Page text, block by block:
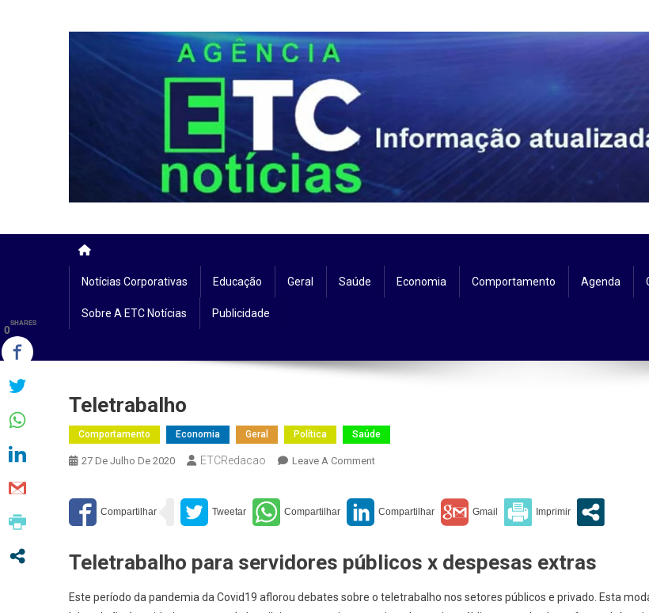
Notícias Corporativas Educação Geral Saúde Economia Comportamento Agenda
Sobre A ETC Notícias Publicidade
Teletrabalho
Comportamento Economia Geral Política Saúde
27 De Julho De 2020 ETCRedacao Leave A CommentOn
Teletrabalho para servidores públicos x despesas extras
Este período da pandemia da Covid19 aflorou debates sobre o teletrabalho nos setores públicos e privado. Esta
0SHARES